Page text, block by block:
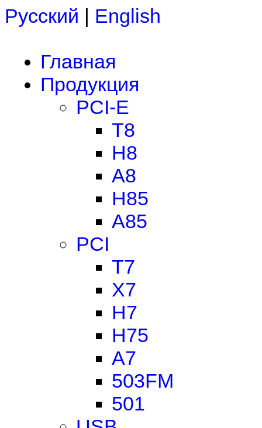
Русский | English
Главная
Продукция
PCI-E
T8
H8
A8
H85
A85
PCI
T7
X7
H7
H75
A7
503FM
501